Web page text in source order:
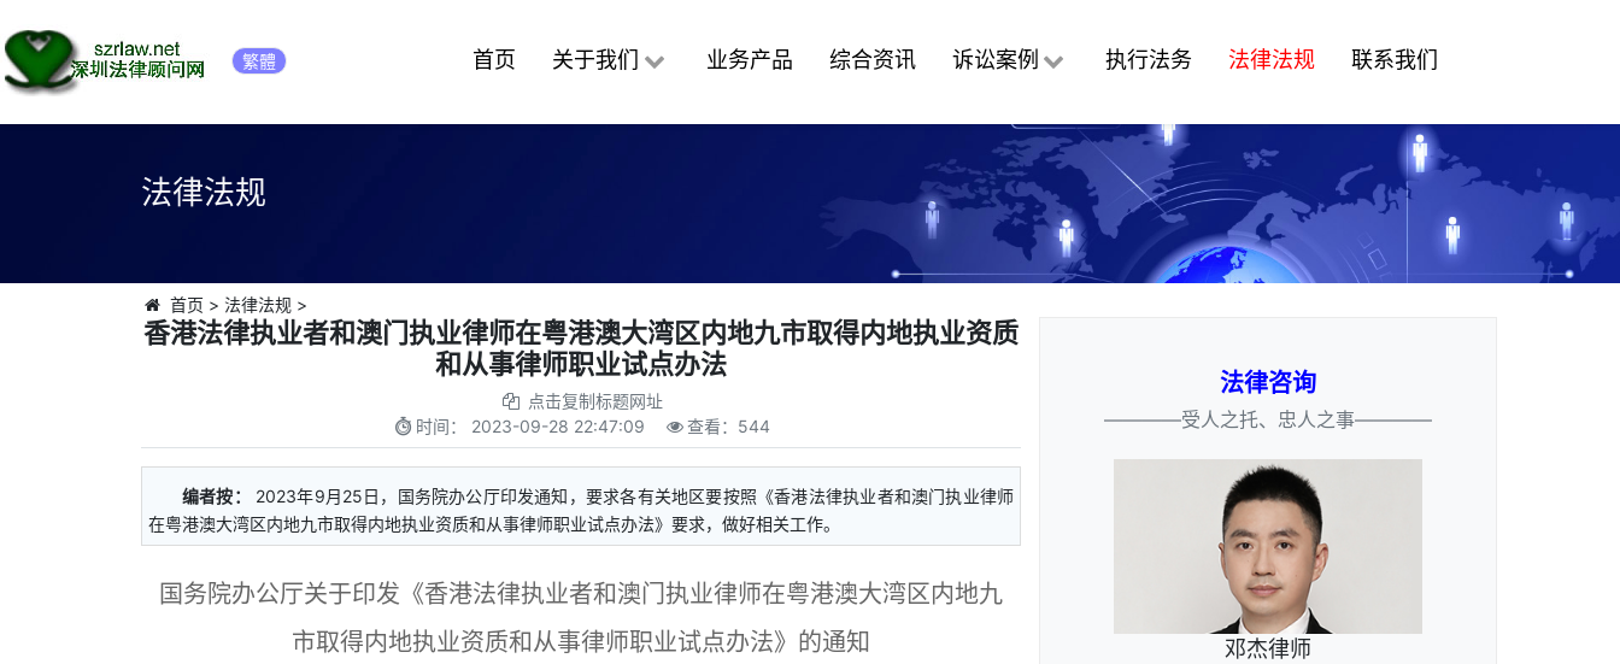
繁體 首页 关于我们 业务产品 综合资讯 诉讼案例 执行法务 法律法规 联系我们
法律法规
首页 > 法律法规 >
香港法律执业者和澳门执业律师在粤港澳大湾区内地九市取得内地执业资质
和从事律师职业试点办法
点击复制标题网址
时间： 2023-09-28 22:47:09 查看： 544
编者按：
2023年9月25日，国务院办公厅印发通知，要求各有关地区要按照《香港法律执业者和澳门执业律师
在粤港澳大湾区内地九市取得内地执业资质和从事律师职业试点办法》要求，做好相关工作。
国务院办公厅关于印发《香港法律执业者和澳门执业律师在粤港澳大湾区内地九
市取得内地执业资质和从事律师职业试点办法》的通知
法律咨询
————受人之托、忠人之事————
邓杰律师